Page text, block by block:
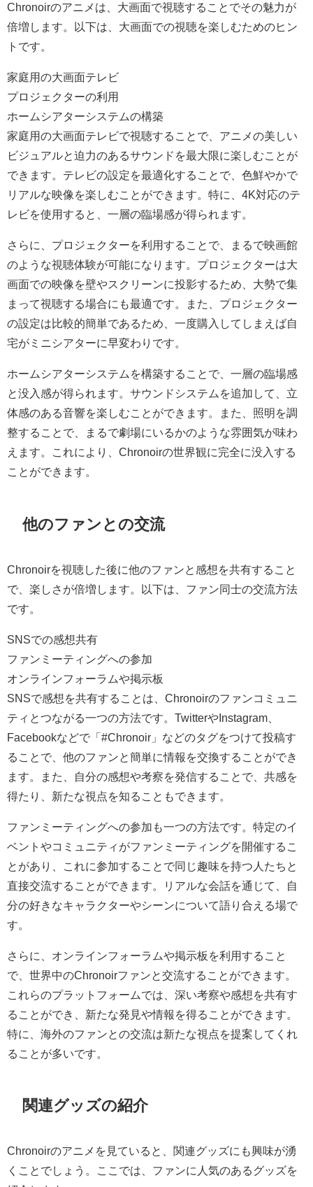
Chronoirのアニメは、大画面で視聴することでその魅力が
倍増します。以下は、大画面での視聴を楽しむためのヒン
トです。
家庭用の大画面テレビ
プロジェクターの利用
ホームシアターシステムの構築
家庭用の大画面テレビで視聴することで、アニメの美しい
ビジュアルと迫力のあるサウンドを最大限に楽しむことが
できます。テレビの設定を最適化することで、色鮮やかで
リアルな映像を楽しむことができます。特に、4K対応のテ
レビを使用すると、一層の臨場感が得られます。
さらに、プロジェクターを利用することで、まるで映画館
のような視聴体験が可能になります。プロジェクターは大
画面での映像を壁やスクリーンに投影するため、大勢で集
まって視聴する場合にも最適です。また、プロジェクター
の設定は比較的簡単であるため、一度購入してしまえば自
宅がミニシアターに早変わりです。
ホームシアターシステムを構築することで、一層の臨場感
と没入感が得られます。サウンドシステムを追加して、立
体感のある音響を楽しむことができます。また、照明を調
整することで、まるで劇場にいるかのような雰囲気が味わ
えます。これにより、Chronoirの世界観に完全に没入する
ことができます。
他のファンとの交流
Chronoirを視聴した後に他のファンと感想を共有すること
で、楽しさが倍増します。以下は、ファン同士の交流方法
です。
SNSでの感想共有
ファンミーティングへの参加
オンラインフォーラムや掲示板
SNSで感想を共有することは、Chronoirのファンコミュニ
ティとつながる一つの方法です。TwitterやInstagram、
Facebookなどで「#Chronoir」などのタグをつけて投稿す
ることで、他のファンと簡単に情報を交換することができ
ます。また、自分の感想や考察を発信することで、共感を
得たり、新たな視点を知ることもできます。
ファンミーティングへの参加も一つの方法です。特定のイ
ベントやコミュニティがファンミーティングを開催するこ
とがあり、これに参加することで同じ趣味を持つ人たちと
直接交流することができます。リアルな会話を通じて、自
分の好きなキャラクターやシーンについて語り合える場で
す。
さらに、オンラインフォーラムや掲示板を利用すること
で、世界中のChronoirファンと交流することができます。
これらのプラットフォームでは、深い考察や感想を共有す
ることができ、新たな発見や情報を得ることができます。
特に、海外のファンとの交流は新たな視点を提案してくれ
ることが多いです。
関連グッズの紹介
Chronoirのアニメを見ていると、関連グッズにも興味が湧
くことでしょう。ここでは、ファンに人気のあるグッズを